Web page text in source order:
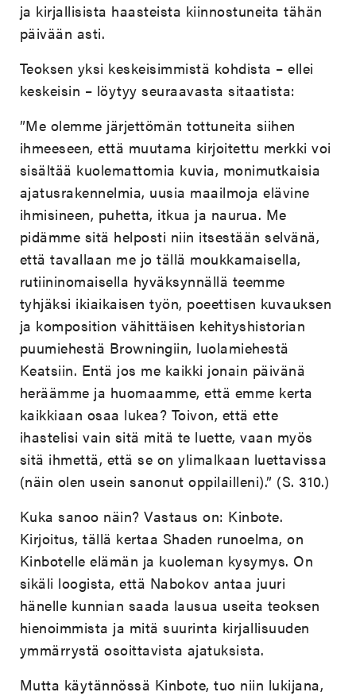
ja kirjallisista haasteista kiinnostuneita tähän
päivään asti.
Teoksen yksi keskeisimmistä kohdista – ellei
keskeisin – löytyy seuraavasta sitaatista:
”Me olemme järjettömän tottuneita siihen
ihmeeseen, että muutama kirjoitettu merkki voi
sisältää kuolemattomia kuvia, monimutkaisia
ajatusrakennelmia, uusia maailmoja elävine
ihmisineen, puhetta, itkua ja naurua. Me
pidämme sitä helposti niin itsestään selvänä,
että tavallaan me jo tällä moukkamaisella,
rutiininomaisella hyväksynnällä teemme
tyhjäksi ikiaikaisen työn, poeettisen kuvauksen
ja komposition vähittäisen kehityshistorian
puumiehestä Browningiin, luolamiehestä
Keatsiin. Entä jos me kaikki jonain päivänä
heräämme ja huomaamme, että emme kerta
kaikkiaan osaa lukea? Toivon, että ette
ihastelisi vain sitä mitä te luette, vaan myös
sitä ihmettä, että se on ylimalkaan luettavissa
(näin olen usein sanonut oppilailleni).” (S. 310.)
Kuka sanoo näin? Vastaus on: Kinbote.
Kirjoitus, tällä kertaa Shaden runoelma, on
Kinbotelle elämän ja kuoleman kysymys. On
sikäli loogista, että Nabokov antaa juuri
hänelle kunnian saada lausua useita teoksen
hienoimmista ja mitä suurinta kirjallisuuden
ymmärrystä osoittavista ajatuksista.
Mutta käytännössä Kinbote, tuo niin lukijana,